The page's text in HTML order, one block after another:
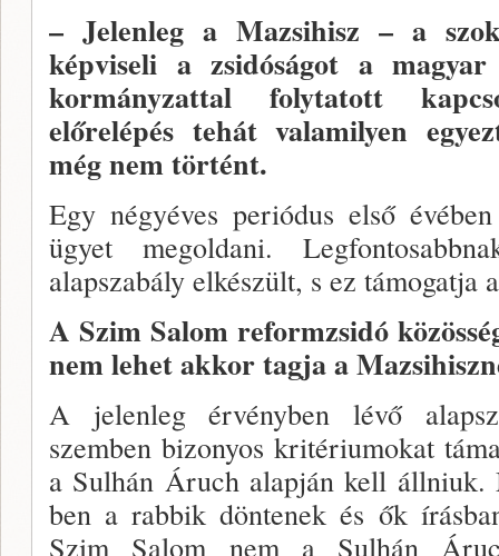
– Jelenleg a Ma­zsihisz – a
képviseli a zsidósá­got a
kormányzattal folytatott
előrelépés tehát valamilyen
még nem történt.
Egy négyéves periódus első
ügyet megol­dani.
alapszabály elkészült, s ez támogatja
A Szim Salom reformzsidó
nem le­het akkor tagja a
A jelenleg érvényben lévő
szemben bizo­nyos kritériumokat
a Sulhán Áruch alapján kell
ben a rabbik döntenek és ők
Szim Salom nem a Sulhán